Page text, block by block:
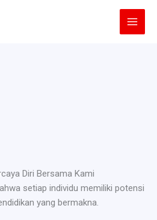
Diri Bersama Kami
setiap individu memiliki potensi
yang bermakna.